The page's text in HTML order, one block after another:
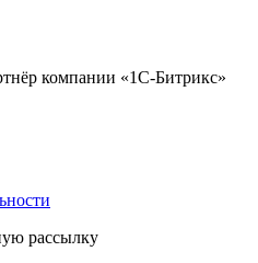
компании «1С-Битрикс»
рассылку